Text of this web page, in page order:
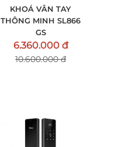
KHOÁ VÂN TAY
THÔNG MINH SL866
GS
6.360.000 đ
10.600.000 đ